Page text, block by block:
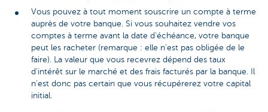
Vous pouvez à tout moment souscrire un compte à terme
auprès de votre banque. Si vous souhaitez vendre vos
comptes à terme avant la date d’échéance, votre banque
peut les racheter (remarque : elle n'est pas obligée de le
faire). La valeur que vous recevrez dépend des taux
d'intérêt sur le marché et des frais facturés par la banque. Il
n'est donc pas certain que vous récupérerez votre capital
initial.